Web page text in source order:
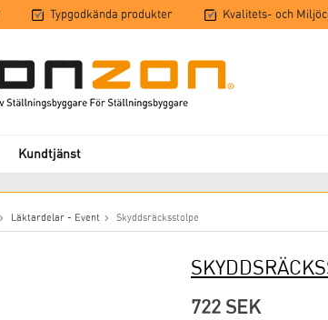
Typgodkända produkter Kvalitets- och
Kundtjänst
Läktardelar - Event Skyddsräcksstolpe
722 SEK